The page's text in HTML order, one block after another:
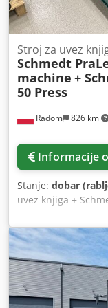
Radom 826 km
Stroj za uvez
Schmedt
machine +
50 Press
Informacije
Stanje: dobar
uvez knjiga +
2022.
za umetanje
spreman za rad.
pripremljene tvrde
ljepila, glatko
bloka: 80 – 450
bloka: 2 – 80 mm